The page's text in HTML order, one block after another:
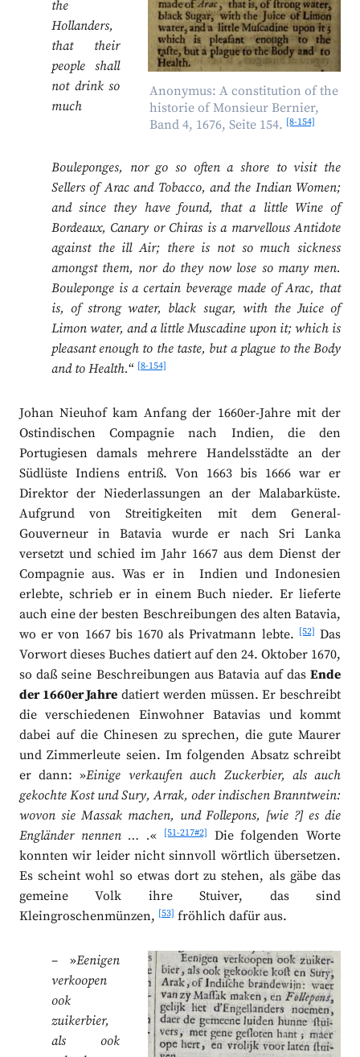
Anonymus: A constitution of the
historie of Monsieur Bernier,
Band 4, 1676, Seite 154. [8-154]
the
Hollanders,
that their
people shall
not drink so
much
Bouleponges, nor go so often a shore to visit the
Sellers of Arac and Tobacco, and the Indian Women;
and since they have found, that a little Wine of
Bordeaux, Canary or Chiras is a marvellous Antidote
against the ill Air; there is not so much sickness
amongst them, nor do they now lose so many men.
Bouleponge is a certain beverage made of Arac, that
is, of strong water, black sugar, with the Juice of
Limon water, and a little Muscadine upon it; which is
pleasant enough to the taste, but a plague to the Body
and to Health.“[8-154]
Johan Nieuhof kam Anfang der 1660er-Jahre mit der
Ostindischen Compagnie nach Indien, die den
Portugiesen damals mehrere Handelsstädte an der
Südlüste Indiens entriß. Von 1663 bis 1666 war er
Direktor der Niederlassungen an der Malabarküste.
Aufgrund von Streitigkeiten mit dem General-
Gouverneur in Batavia wurde er nach Sri Lanka
versetzt und schied im Jahr 1667 aus dem Dienst der
Compagnie aus. Was er in Indien und Indonesien
erlebte, schrieb er in einem Buch nieder. Er lieferte
auch eine der besten Beschreibungen des alten Batavia,
wo er von 1667 bis 1670 als Privatmann lebte. [52] Das
Vorwort dieses Buches datiert auf den 24. Oktober 1670,
so daß seine Beschreibungen aus Batavia auf dasEnde
der 1660er Jahre datiert werden müssen. Er beschreibt
die verschiedenen Einwohner Batavias und kommt
dabei auf die Chinesen zu sprechen, die gute Maurer
und Zimmerleute seien. Im folgenden Absatz schreibt
er dann:»Einige verkaufen auch Zuckerbier, als auch
gekochte Kost und Sury, Arrak, oder indischen Branntwein:
wovon sie Massak machen, und Follepons, [wie ?] es die
Engländer nennen … .« [51-217#2]
Die folgenden Worte
konnten wir leider nicht sinnvoll wörtlich übersetzen.
Es scheint wohl so etwas dort zu stehen, als gäbe das
gemeine Volk ihre Stuiver, das sind
Kleingroschenmünzen,[53] fröhlich dafür aus.
– »Eenigen
verkoopen
ook
zuikerbier,
als ook